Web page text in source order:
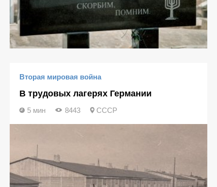
Вторая мировая война
В трудовых лагерях Германии
5 мин 8443 СССР